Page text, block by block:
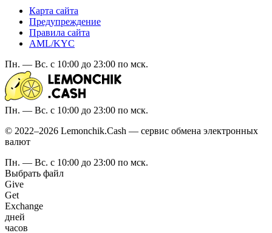
Карта сайта
Предупреждение
Правила сайта
AML/KYC
Пн. — Вс. с 10:00 до 23:00 по мск.
Пн. — Вс. с 10:00 до 23:00 по мск.
© 2022–2026 Lemonchik.Cash — сервис обмена электронных
валют
Пн. — Вс. с 10:00 до 23:00 по мск.
Выбрать файл
Give
Get
Exchange
дней
часов